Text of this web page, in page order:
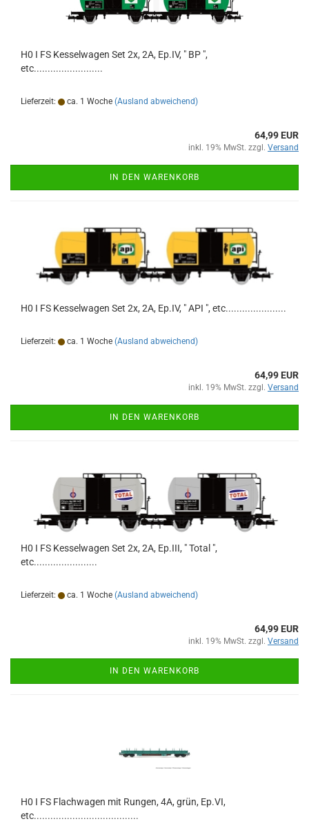
H0 I FS Kesselwagen Set 2x, 2A, Ep.IV, " BP ",
etc.........................
Lieferzeit: ca. 1 Woche (Ausland abweichend)
64,99 EUR
inkl. 19% MwSt. zzgl. Versand
IN DEN WARENKORB
H0 I FS Kesselwagen Set 2x, 2A, Ep.IV, " API ", etc......................
Lieferzeit: ca. 1 Woche (Ausland abweichend)
64,99 EUR
inkl. 19% MwSt. zzgl. Versand
IN DEN WARENKORB
H0 I FS Kesselwagen Set 2x, 2A, Ep.III, " Total ",
etc.......................
Lieferzeit: ca. 1 Woche (Ausland abweichend)
64,99 EUR
inkl. 19% MwSt. zzgl. Versand
IN DEN WARENKORB
H0 I FS Flachwagen mit Rungen, 4A, grün, Ep.VI,
etc......................................